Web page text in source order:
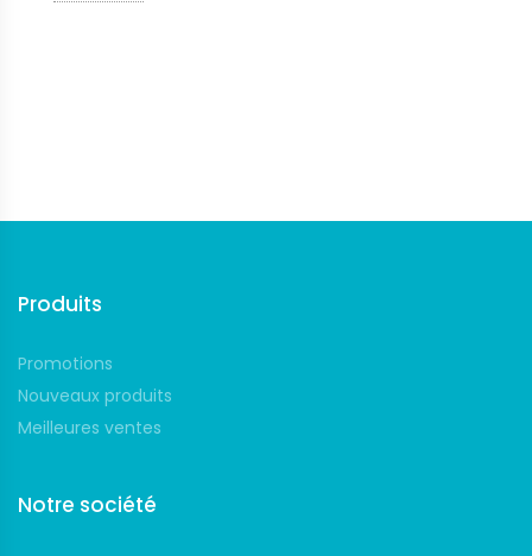
Produits
Promotions
Nouveaux produits
Meilleures ventes
Notre société